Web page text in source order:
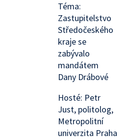
Téma:
Zastupitelstvo
Středočeského
kraje se
zabývalo
mandátem
Dany Drábové
Hosté: Petr
Just, politolog,
Metropolitní
univerzita Praha